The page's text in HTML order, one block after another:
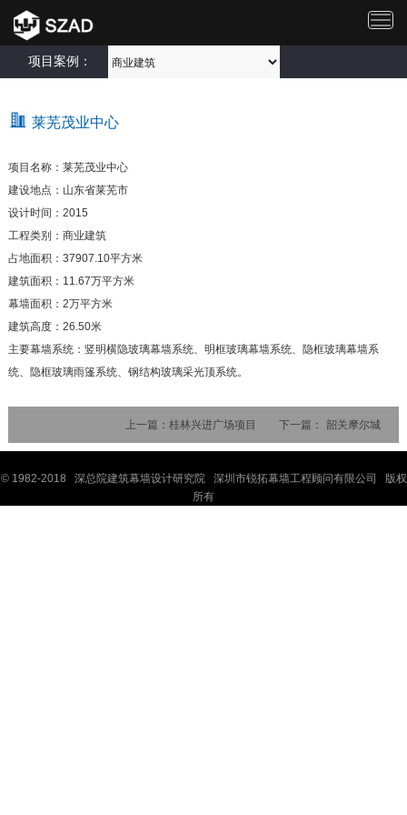
切
航
项目案例：
莱芜茂业中心
项目名称：莱芜茂业中心
建设地点：山东省莱芜市
设计时间：2015
工程类别：商业建筑
占地面积：37907.10平方米
建筑面积：11.67万平方米
幕墙面积：2万平方米
建筑高度：26.50米
主要幕墙系统：竖明横隐玻璃幕墙系统、明框玻璃幕墙系统、隐框玻璃幕墙系
统、隐框玻璃雨篷系统、钢结构玻璃采光顶系统。
上一篇：桂林兴进广场项目 下一篇： 韶关摩尔城
© 1982-2018 深总院建筑幕墙设计研究院 深圳市锐拓幕墙工程顾问有限公司 版权
所有